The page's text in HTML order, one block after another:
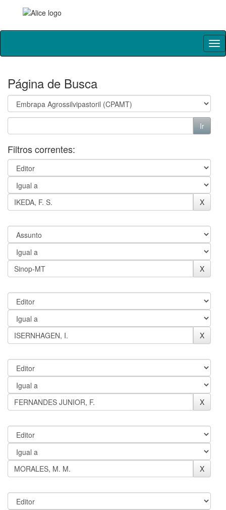
Skip
Página de Busca
Filtros correntes: